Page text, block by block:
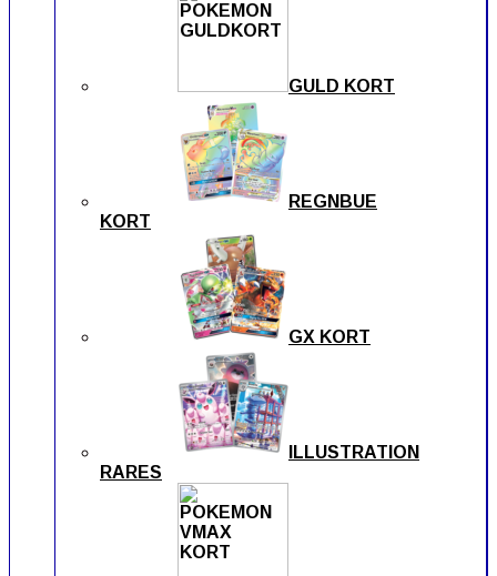
GULD KORT
REGNBUE
KORT
GX KORT
ILLUSTRATION
RARES